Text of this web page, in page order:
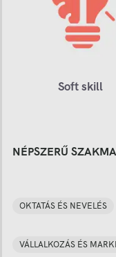
Soft skill
NÉPSZERŰ
OKTATÁS ÉS NEVELÉS
VÁLLALKOZÁS ÉS